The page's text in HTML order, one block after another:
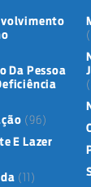
Da Pessoa
(96)
E Lazer
(11)